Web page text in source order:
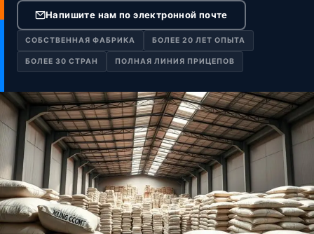
Напишите нам по электронной почте
СОБСТВЕННАЯ ФАБРИКА БОЛЕЕ 20 ЛЕТ ОПЫТА
БОЛЕЕ 30 СТРАН ПОЛНАЯ ЛИНИЯ ПРИЦЕПОВ